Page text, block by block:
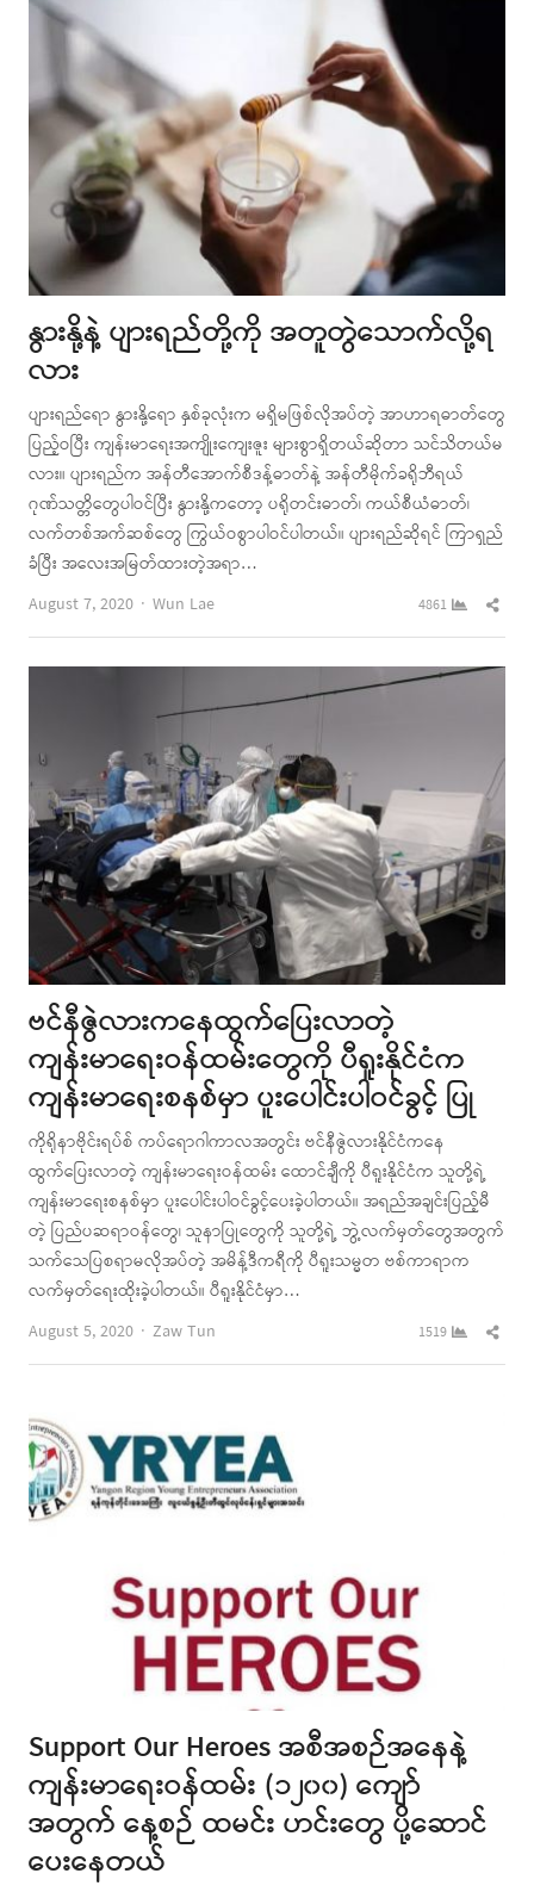
နွားနို့နဲ့ ပျားရည်တို့ကို အတူတွဲသောက်လို့ရ
လား
ပျားရည်ရော နွားနို့ရော နှစ်ခုလုံးက မရှိမဖြစ်လိုအပ်တဲ့ အာဟာရဓာတ်တွေ
ပြည့်ဝပြီး ကျန်းမာရေးအကျိုးကျေးဇူး များစွာရှိတယ်ဆိုတာ သင်သိတယ်မ
လား။ ပျားရည်က အန်တီအောက်စီဒန့်ဓာတ်နဲ့ အန်တီမိုက်ခရိုဘီရယ်
ဂုဏ်သတ္တိတွေပါဝင်ပြီး နွားနို့ကတော့ ပရိုတင်းဓာတ်၊ ကယ်စီယံဓာတ်၊
လက်တစ်အက်ဆစ်တွေ ကြွယ်ဝစွာပါဝင်ပါတယ်။ ပျားရည်ဆိုရင် ကြာရှည်
ခံပြီး အလေးအမြတ်ထားတဲ့အရာ…
August 7, 2020
Author
Wun Lae 4861
ဗင်နီဇွဲလားကနေထွက်ပြေးလာတဲ့
ကျန်းမာရေးဝန်ထမ်းတွေကို ပီရူးနိုင်ငံက
ကျန်းမာရေးစနစ်မှာ ပူးပေါင်းပါဝင်ခွင့် ပြု
ကိုရိုနာဗိုင်းရပ်စ် ကပ်ရောဂါကာလအတွင်း ဗင်နီဇွဲလားနိုင်ငံကနေ
ထွက်ပြေးလာတဲ့ ကျန်းမာရေးဝန်ထမ်း ထောင်ချီကို ပီရူးနိုင်ငံက သူတို့ရဲ့
ကျန်းမာရေးစနစ်မှာ ပူးပေါင်းပါဝင်ခွင့်ပေးခဲ့ပါတယ်။ အရည်အချင်းပြည့်မီ
တဲ့ ပြည်ပဆရာဝန်တွေ၊ သူနာပြုတွေကို သူတို့ရဲ့ ဘွဲ့လက်မှတ်တွေအတွက်
သက်သေပြစရာမလိုအပ်တဲ့ အမိန့်ဒီကရီကို ပီရူးသမ္မတ ဗစ်ကာရာက
လက်မှတ်ရေးထိုးခဲ့ပါတယ်။ ပီရူးနိုင်ငံမှာ…
August 5, 2020
Author
Zaw Tun 1519
Support Our Heroes အစီအစဉ်အနေနဲ့
ကျန်းမာရေးဝန်ထမ်း (၁၂၀၀) ကျော်
အတွက် နေ့စဉ် ထမင်း ဟင်းတွေ ပို့ဆောင်
ပေးနေတယ်